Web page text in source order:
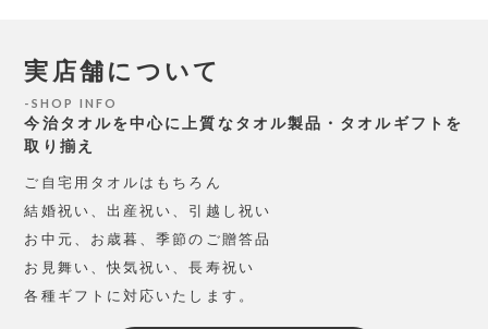
実店舗について
SHOP INFO
今治タオルを中心に上質なタオル製品・タオルギフトを
取り揃え
ご自宅用タオルはもちろん
結婚祝い、出産祝い、引越し祝い
お中元、お歳暮、季節のご贈答品
お見舞い、快気祝い、長寿祝い
各種ギフトに対応いたします。